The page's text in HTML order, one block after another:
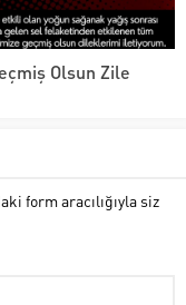
Olsun Zile
form aracılığıyla siz